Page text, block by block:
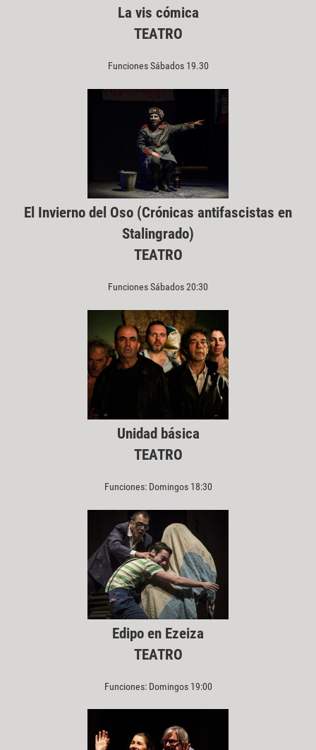
La vis cómica
TEATRO
Funciones Sábados 19.30
El Invierno del Oso (Crónicas antifascistas en
Stalingrado)
TEATRO
Funciones Sábados 20:30
Unidad básica
TEATRO
Funciones: Domingos 18:30
Edipo en Ezeiza
TEATRO
Funciones: Domingos 19:00